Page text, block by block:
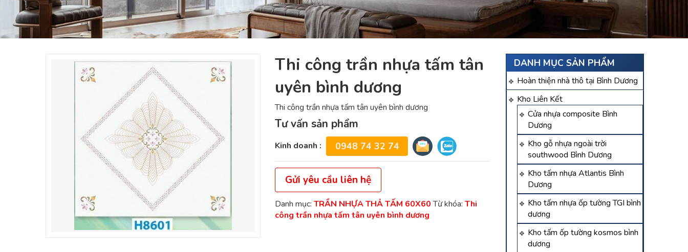
DANH MỤC SẢN PHẨM
Hoàn thiện nhà thô tại Bình Dương
Kho Liên Kết
Cửa nhựa composite Bình
Dương
Kho gỗ nhựa ngoài trời
southwood Bình Dương
Kho tấm nhựa Atlantis Bình
Dương
Kho tấm nhựa ốp tường TGI bình
dương
Kho tấm ốp tường kosmos bình
dương
Thi công trần nhựa tấm tân
uyên bình dương
Thi công trần nhựa tấm tân uyên bình dương
Tư vấn sản phẩm
Kinh doanh : 0948 74 32 74
Gửi yêu cầu liên hệ
Danh mục: TRẦN NHỰA THẢ TẤM 60X60 Từ khóa: Thi
công trần nhựa tấm tân uyên bình dương